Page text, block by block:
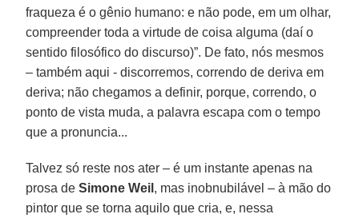
fraqueza é o gênio humano: e não pode, em um olhar,
compreender toda a virtude de coisa alguma (daí o
sentido filosófico do discurso)”. De fato, nós mesmos
– também aqui - discorremos, correndo de deriva em
deriva; não chegamos a definir, porque, correndo, o
ponto de vista muda, a palavra escapa com o tempo
que a pronuncia...
Talvez só reste nos ater – é um instante apenas na
prosa deSimone Weil , mas inobnubilável – à mão do
pintor que se torna aquilo que cria, e, nessa